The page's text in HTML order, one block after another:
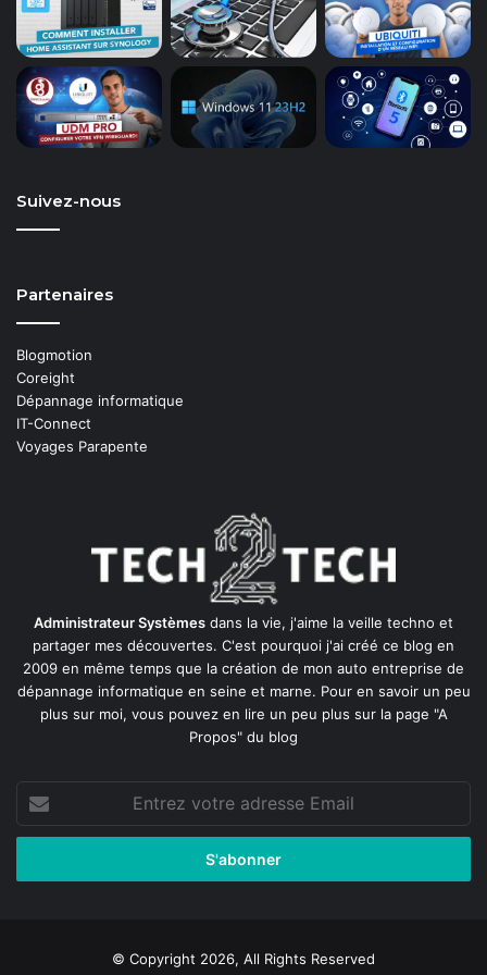
Suivez-nous
Partenaires
Blogmotion
Coreight
Dépannage informatique
IT-Connect
Voyages Parapente
Administrateur Systèmes dans la vie, j'aime la veille techno et
partager mes découvertes. C'est pourquoi j'ai créé ce blog en
2009 en même temps que la création de mon auto entreprise de
dépannage informatique en seine et marne. Pour en savoir un peu
plus sur moi, vous pouvez en lire un peu plus sur la page "A
Propos" du blog
votre
adresse
© Copyright 2026, All Rights Reserved